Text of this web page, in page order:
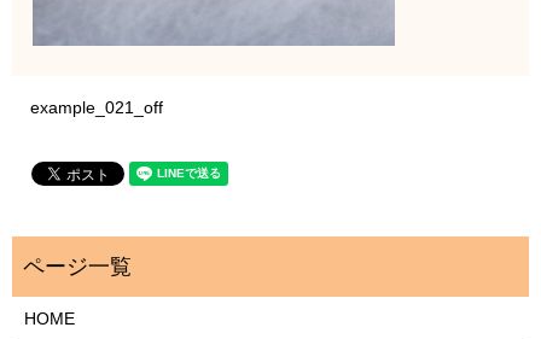
example_021_off
HOME